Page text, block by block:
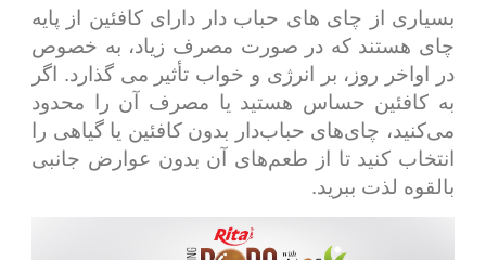
بسیاری از چای های حباب دار دارای کافئین از پایه
چای هستند که در صورت مصرف زیاد، به خصوص
در اواخر روز، بر انرژی و خواب تأثیر می گذارد. اگر
به کافئین حساس هستید یا مصرف آن را محدود
می‌کنید، چای‌های حباب‌دار بدون کافئین یا گیاهی را
انتخاب کنید تا از طعم‌های آن بدون عوارض جانبی
بالقوه لذت ببرید.